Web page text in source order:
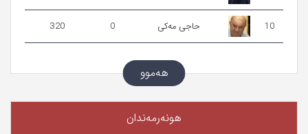
10 حاجی مەكی 0
320
هەموو
هونەرمەندان